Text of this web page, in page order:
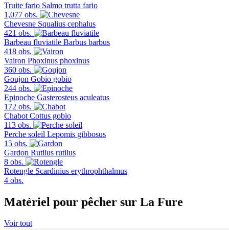
Truite fario Salmo trutta fario
1,077 obs.
Chevesne Squalius cephalus
421 obs.
Barbeau fluviatile Barbus barbus
418 obs.
Vairon Phoxinus phoxinus
360 obs.
Goujon Gobio gobio
244 obs.
Epinoche Gasterosteus aculeatus
172 obs.
Chabot Cottus gobio
113 obs.
Perche soleil Lepomis gibbosus
15 obs.
Gardon Rutilus rutilus
8 obs.
Rotengle Scardinius erythrophthalmus
4 obs.
Matériel pour pêcher sur La Fure
Voir tout